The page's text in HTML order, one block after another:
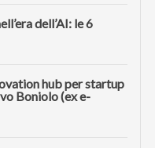
dell’AI: le 6
hub per startup
Boniolo (ex e-